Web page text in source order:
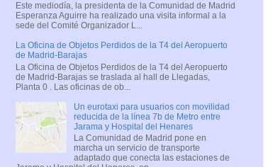
Este mediodía, la presidenta de la Comunidad de Madrid
Esperanza Aguirre ha realizado una visita informal a la
sede del Comité Organizador L...
La Oficina de Objetos Perdidos de la T4 del Aeropuerto
de Madrid-Barajas
La Oficina de Objetos Perdidos de la T4 del Aeropuerto
de Madrid-Barajas se traslada al hall de Llegadas,
Planta 0 . Las oficinas de ob...
Un eurotaxi para usuarios con movilidad
reducida de la línea 7b de Metro entre
Jarama y Hospital del Henares
La Comunidad de Madrid pone en
marcha un servicio de transporte
adaptado que conecta las estaciones de